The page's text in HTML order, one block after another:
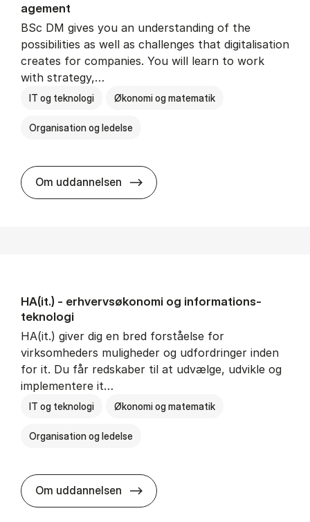
age­ment
BSc DM gives you an understanding of the
possibilities as well as challenges that digitalisation
creates for companies. You will learn to work
with strategy,…
IT og teknologi Økonomi og matematik
Organisation og ledelse
Om uddannelsen BSc in Busi­ness Ad­min­is­tra­tion
HA(it.) - erhvervs­økonomi og informations­
teknologi
HA(it.) giver dig en bred forståelse for
virksomheders muligheder og udfordringer inden
for it. Du får redskaber til at udvælge, udvikle og
implementere it…
IT og teknologi Økonomi og matematik
Organisation og ledelse
Om uddannelsen HA(it.) - erhvervs­økonomi og